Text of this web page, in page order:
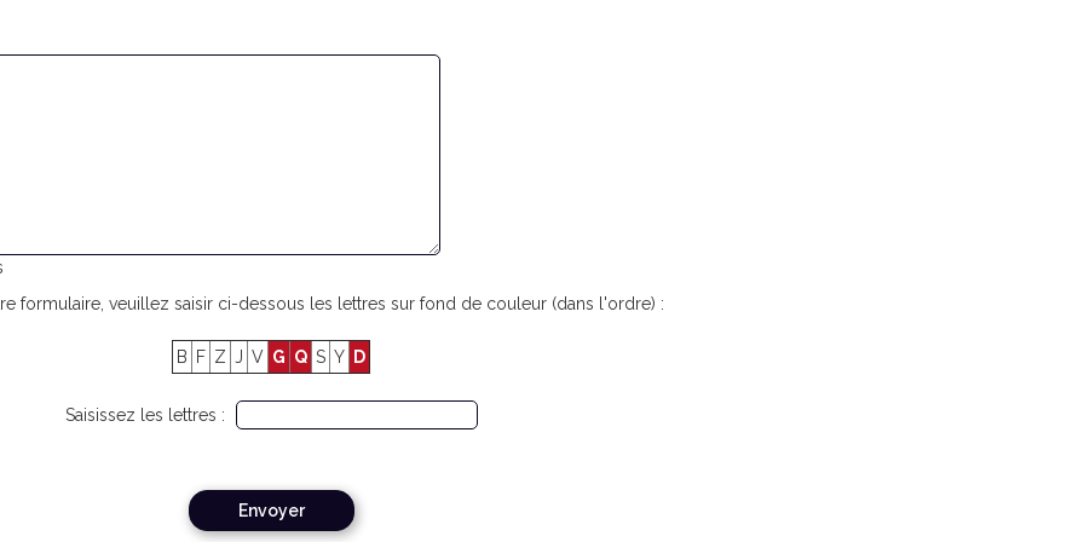
formulaire, veuillez saisir ci-dessous les lettres sur fond de couleur (dans l'ordre) :
B F Z J V G Q S Y D
Saisissez les lettres :